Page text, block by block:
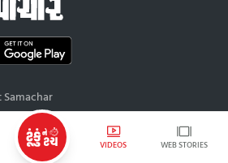
VIDEOS WEB STORIES